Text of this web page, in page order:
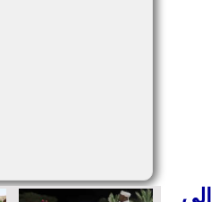
انطلاق المعرض الجهوي للمنتجات المجالية بورزازات من 15 إلى